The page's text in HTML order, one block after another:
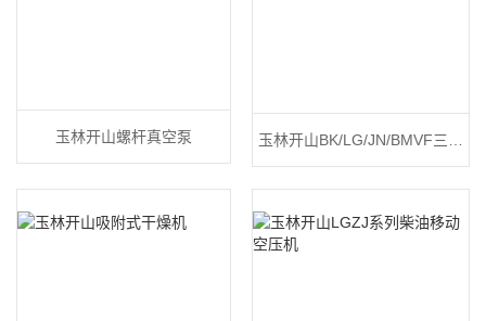
玉林开山螺杆真空泵 玉林开山BK/LG/JN/BMVF三滤
保养配件